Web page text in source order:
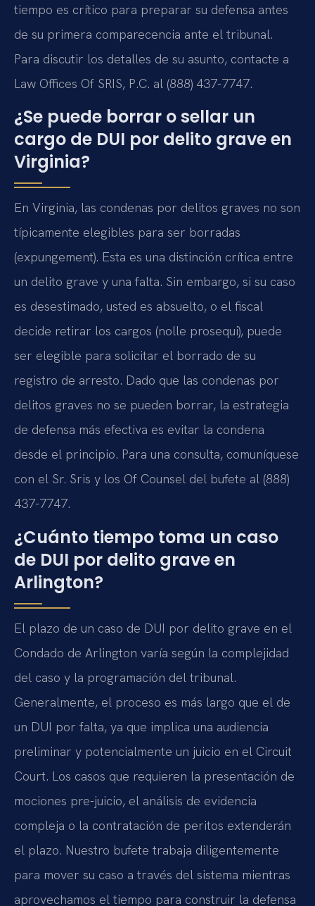
tiempo es crítico para preparar su defensa antes
de su primera comparecencia ante el tribunal.
Para discutir los detalles de su asunto, contacte a
Law Offices Of SRIS, P.C. al (888) 437-7747.
¿Se puede borrar o sellar un
cargo de DUI por delito grave en
Virginia?
En Virginia, las condenas por delitos graves no son
típicamente elegibles para ser borradas
(expungement). Esta es una distinción crítica entre
un delito grave y una falta. Sin embargo, si su caso
es desestimado, usted es absuelto, o el fiscal
decide retirar los cargos (nolle prosequi), puede
ser elegible para solicitar el borrado de su
registro de arresto. Dado que las condenas por
delitos graves no se pueden borrar, la estrategia
de defensa más efectiva es evitar la condena
desde el principio. Para una consulta, comuníquese
con el Sr. Sris y los Of Counsel del bufete al (888)
437-7747.
¿Cuánto tiempo toma un caso
de DUI por delito grave en
Arlington?
El plazo de un caso de DUI por delito grave en el
Condado de Arlington varía según la complejidad
del caso y la programación del tribunal.
Generalmente, el proceso es más largo que el de
un DUI por falta, ya que implica una audiencia
preliminar y potencialmente un juicio en el Circuit
Court. Los casos que requieren la presentación de
mociones pre-juicio, el análisis de evidencia
compleja o la contratación de peritos extenderán
el plazo. Nuestro bufete trabaja diligentemente
para mover su caso a través del sistema mientras
aprovechamos el tiempo para construir la defensa